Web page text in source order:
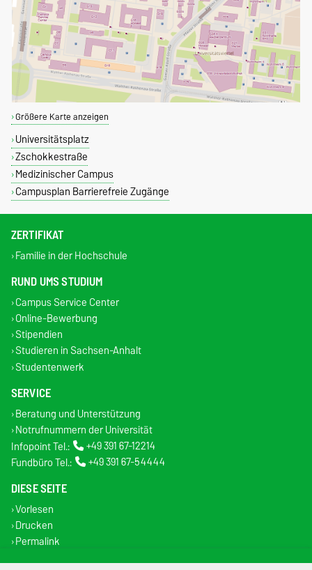
Größere Karte anzeigen
Universitätsplatz
Zschokkestraße
Medizinischer Campus
Campusplan Barrierefreie Zugänge
ZERTIFIKAT
Familie in der Hochschule
RUND UMS STUDIUM
Campus Service Center
Online-Bewerbung
Stipendien
Studieren in Sachsen-Anhalt
Studentenwerk
SERVICE
Beratung und Unterstützung
Notrufnummern der Universität
Infopoint Tel.:
+49 391 67-12214
Fundbüro Tel.:
+49 391 67-54444
DIESE SEITE
Vorlesen
Drucken
Permalink